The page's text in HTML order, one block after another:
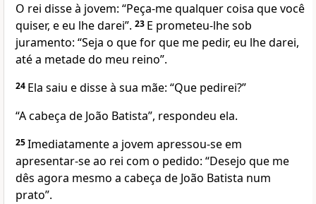
O rei disse à jovem: “Peça-me qualquer coisa que você
quiser, e eu lhe darei”. 23 E prometeu-lhe sob
juramento: “Seja o que for que me pedir, eu lhe darei,
até a metade do meu reino”.
24 Ela saiu e disse à sua mãe: “Que pedirei?”
“A cabeça de João Batista”, respondeu ela.
25Imediatamente a jovem apressou-se em
apresentar-se ao rei com o pedido: “Desejo que me
dês agora mesmo a cabeça de João Batista num
prato”.